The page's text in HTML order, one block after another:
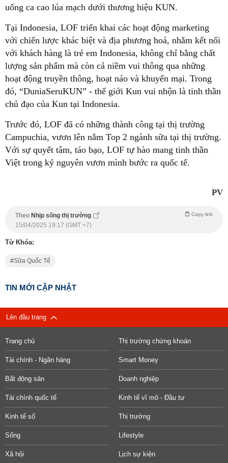
uống ca cao lúa mạch dưới thương hiệu KUN.
Tại Indonesia, LOF triển khai các hoạt động marketing
với chiến lược khác biệt và địa phương hoá, nhằm kết nối
với khách hàng là trẻ em Indonesia, không chỉ bằng chất
lượng sản phẩm mà còn cả niềm vui thông qua những
hoạt động truyền thông, hoạt náo và khuyến mại. Trong
đó, “DuniaSeruKUN” - thế giới Kun vui nhộn là tinh thần
chủ đạo của Kun tại Indonesia.
Trước đó, LOF đã có những thành công tại thị trường
Campuchia, vươn lên nằm Top 2 ngành sữa tại thị trường.
Với sự quyết tâm, táo bạo, LOF tự hào mang tinh thần
Việt trong kỷ nguyên vươn mình bước ra quốc tế.
PV
Theo Nhịp sống thị trường Copy link
15/04/2025 19:17 (GMT +7)
Từ Khóa:
Sữa Quốc Tế
TIN MỚI CẬP NHẬT
Lên đầu trang
Trang chủ Thị trường chứng khoán
Tài chính - Ngân hàng Smart Money
Bất động sản Doanh nghiệp
Tài chính quốc tế Kinh tế vĩ mô - Đầu tư
Kinh tế số Thị trường
Sống Lifestyle
Xã hội Lịch sự kiện